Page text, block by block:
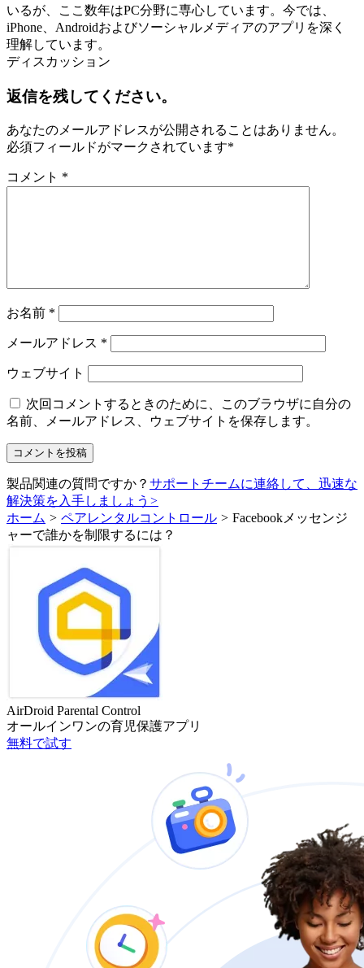
いるが、ここ数年はPC分野に専心しています。今では、
iPhone、Androidおよびソーシャルメディアのアプリを深く
理解しています。
ディスカッション
返信を残してください。
あなたのメールアドレスが公開されることはありません。
必須フィールドがマークされています*
コメント *
お名前 *
メールアドレス *
ウェブサイト
次回コメントするときのために、このブラウザに自分の
名前、メールアドレス、ウェブサイトを保存します。
製品関連の質問ですか？ サポートチームに連絡して、迅速な
解決策を入手しましょう >
ホーム > ペアレンタルコントロール > Facebookメッセンジ
ャーで誰かを制限するには？
AirDroid Parental Control
オールインワンの育児保護アプリ
無料で試す